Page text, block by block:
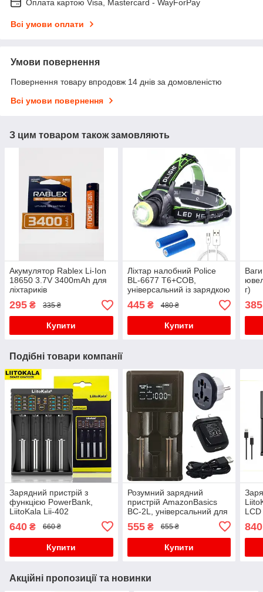
Оплата картою Visa, Mastercard - WayForPay
Всі умови оплати
Умови повернення
Повернення товару впродовж 14 днів за домовленістю
Всі умови повернення
З цим товаром також замовляють
Акумулятор Rablex Li-Ion
18650 3.7V 3400mAh для
ліхтариків
295 ₴ 335 ₴
Купити
Ліхтар налобний Police
BL-6677 T6+COB,
універсальний із зарядкою
445₴ 480 ₴
Купити
г)
385
Подібні товари компанії
Зарядний пристрій з
функцією PowerBank,
LiitoKala Lii-402
універсальний, Li-Ion, Ni-
Mh, Ni-Cd
640 ₴ 660 ₴
Купити
Розумний зарядний
пристрій AmazonBasics
BC-2L, універсальний для
Li-Ion, LiFePo4, IMR, Ni-
MH, Ni-Cd акумуляторів
555₴ 655 ₴
Купити
840
Акційні пропозиції та новинки